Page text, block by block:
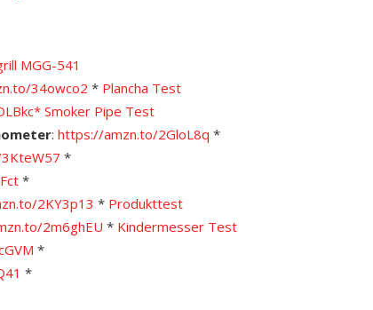
MGG-541
34owco2 * Plancha Test
Smoker Pipe Test
: https://amzn.to/2GloL8q *
*
*
2KY3p13 * Produkttest
2m6ghEU * Kindermesser Test
*
*